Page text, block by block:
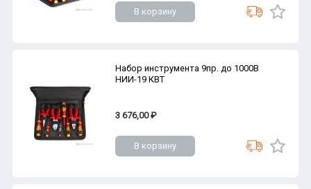
В корзину
Набор инструмента 9пр. до 1000В
НИИ-19 КВТ
3 676,00 ₽
В корзину